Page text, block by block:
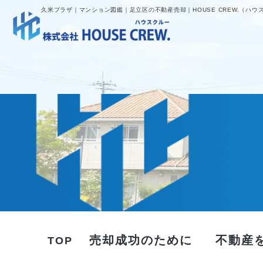
久米プラザ｜マンション図鑑｜足立区の不動産売却｜HOUSE CREW.（ハウ
TOP 売却成功のために 不動産